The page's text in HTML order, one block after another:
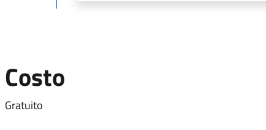
Costo
Gratuito